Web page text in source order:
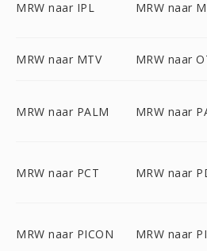
MRW naar IPL MRW naar
MRW naar MTV MRW naar
MRW naar PALM MRW naar
MRW naar PCT MRW naar
MRW naar PICON MRW naar